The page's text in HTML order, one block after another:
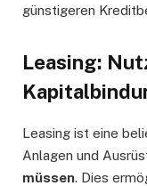
günstigeren
Leasing:
Leasing ist eine
Anlagen und
müssen. Dies